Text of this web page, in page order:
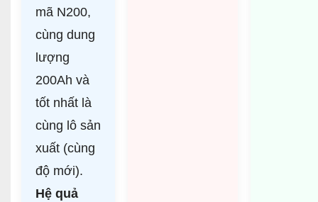
mã N200,
cùng dung
lượng
200Ah và
tốt nhất là
cùng lô sản
xuất (cùng
độ mới).
Hệ quả